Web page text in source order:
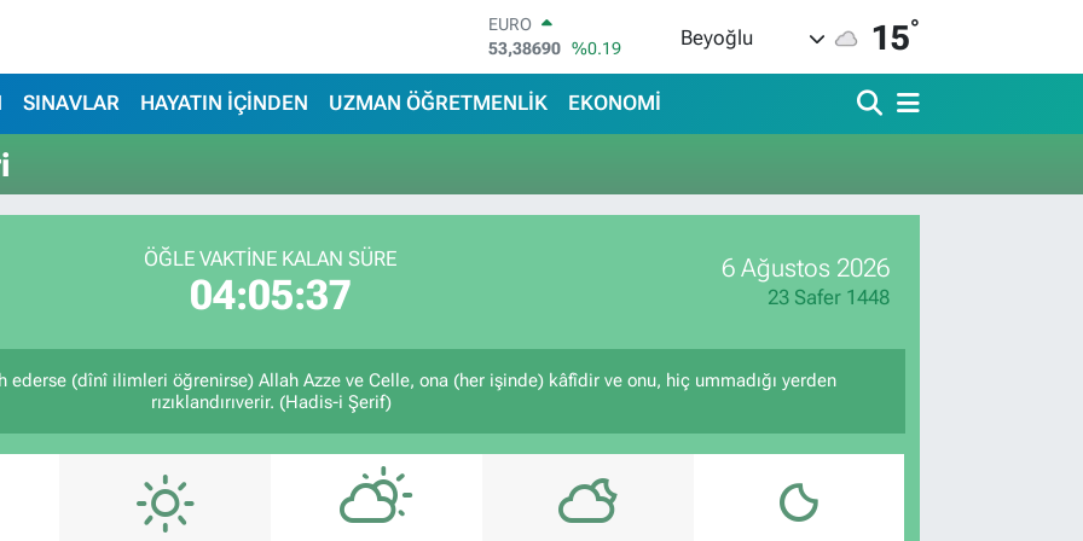
EURO
53,38690 %0.19
STERLİN
61,60380
%0.18
14.598,00
%0
BITCOIN
Beyoğlu 15°
SINAVLAR HAYATIN İÇİNDEN UZMAN ÖĞRETMENLİK EKONOMİ
ÖĞLE VAKTİNE KALAN SÜRE
04:05:37
6 Ağustos 2026
23 Safer 1448
ederse (dînî ilimleri öğrenirse) Allah Azze ve Celle, ona (her işinde) kâfîdir ve onu, hiç ummadığı yerden
rızıklandırıverir. (Hadis-i Şerif)